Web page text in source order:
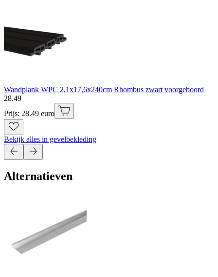
Wandplank WPC 2,1x17,6x240cm Rhombus zwart voorgeboord
28.49
Prijs: 28.49 euro
Bekijk alles in gevelbekleding
Alternatieven